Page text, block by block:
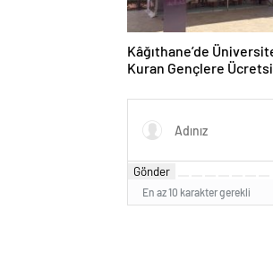
Kâğıthane’de
Kuran Gençlere
Gönder
En az 10 karakter gerekli